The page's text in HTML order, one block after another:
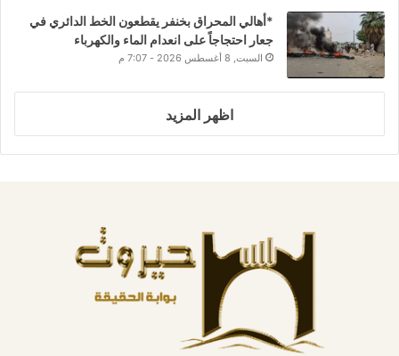
*أهالي المحراق بخنفر يقطعون الخط الدائري في
جعار احتجاجاً على انعدام الماء والكهرباء
السبت, 8 أغسطس 2026 - 7:07 م
اظهر المزيد